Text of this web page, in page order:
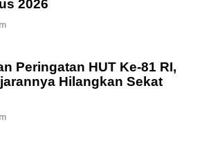
2026
Peringatan HUT Ke-81 RI,
Hilangkan Sekat